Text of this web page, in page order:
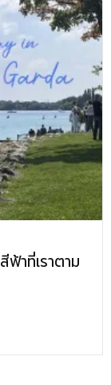
าที่เราตาม